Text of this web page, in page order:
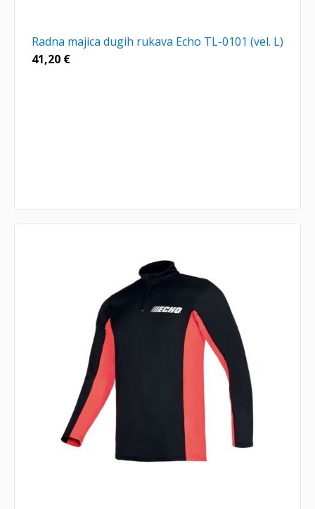
Radna majica dugih rukava Echo TL-0101 (vel. L)
41,20 €